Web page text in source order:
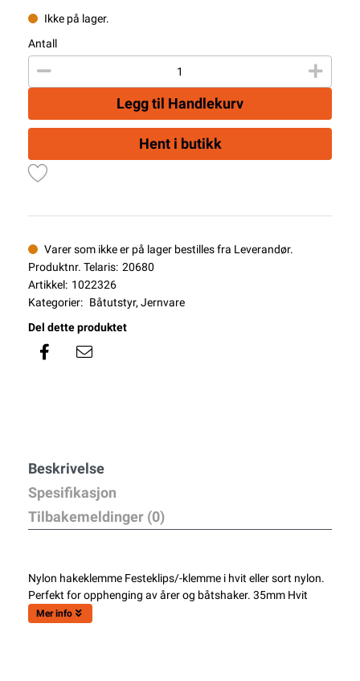
Ikke på lager.
Antall
Legg til Handlekurv
Hent i butikk
Varer som ikke er på lager bestilles fra Leverandør.
Produktnr. Telaris: 20680
Artikkel: 1022326
Kategorier: Båtutstyr, Jernvare
Del dette produktet
Beskrivelse
Spesifikasjon
Tilbakemeldinger (0)
Nylon hakeklemme Festeklips/-klemme i hvit eller sort nylon.
Perfekt for opphenging av årer og båtshaker. 35mm Hvit
Mer info